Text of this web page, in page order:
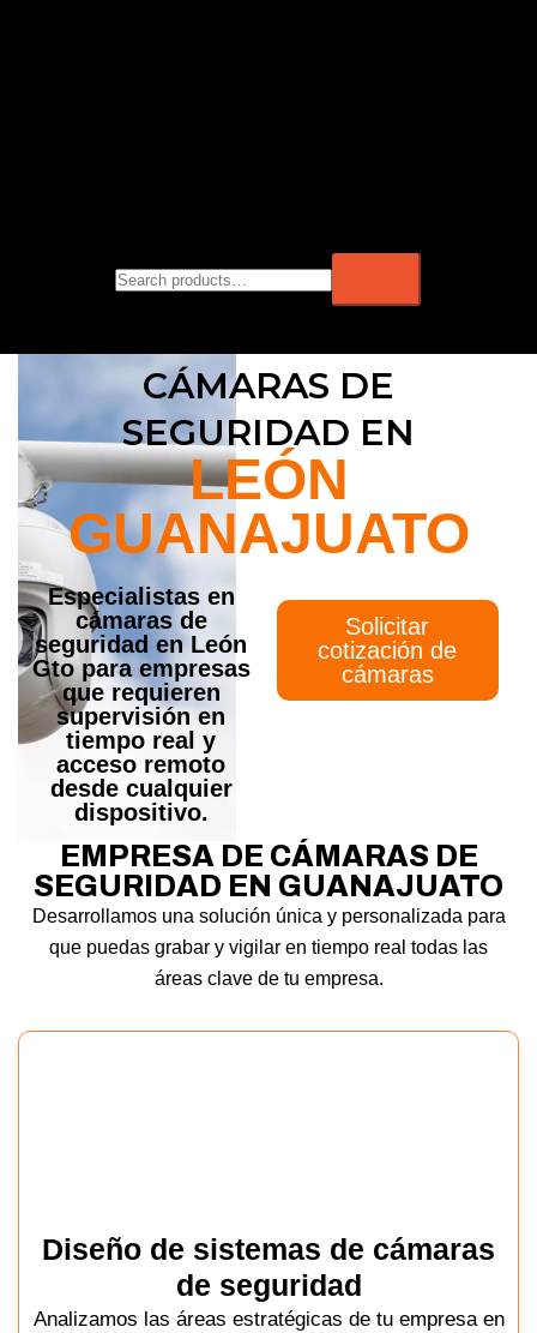
CÁMARAS DE
SEGURIDAD EN
LEÓN
GUANAJUATO
Especialistas en
cámaras de
seguridad en León
Gto para empresas
que requieren
supervisión en
tiempo real y
acceso remoto
desde cualquier
dispositivo.
Solicitar
cotización de
cámaras
EMPRESA DE CÁMARAS DE
SEGURIDAD EN GUANAJUATO
Desarrollamos una solución única y personalizada para
que puedas grabar y vigilar en tiempo real todas las
áreas clave de tu empresa.
Diseño de sistemas de cámaras
de seguridad
Analizamos las áreas estratégicas de tu empresa en